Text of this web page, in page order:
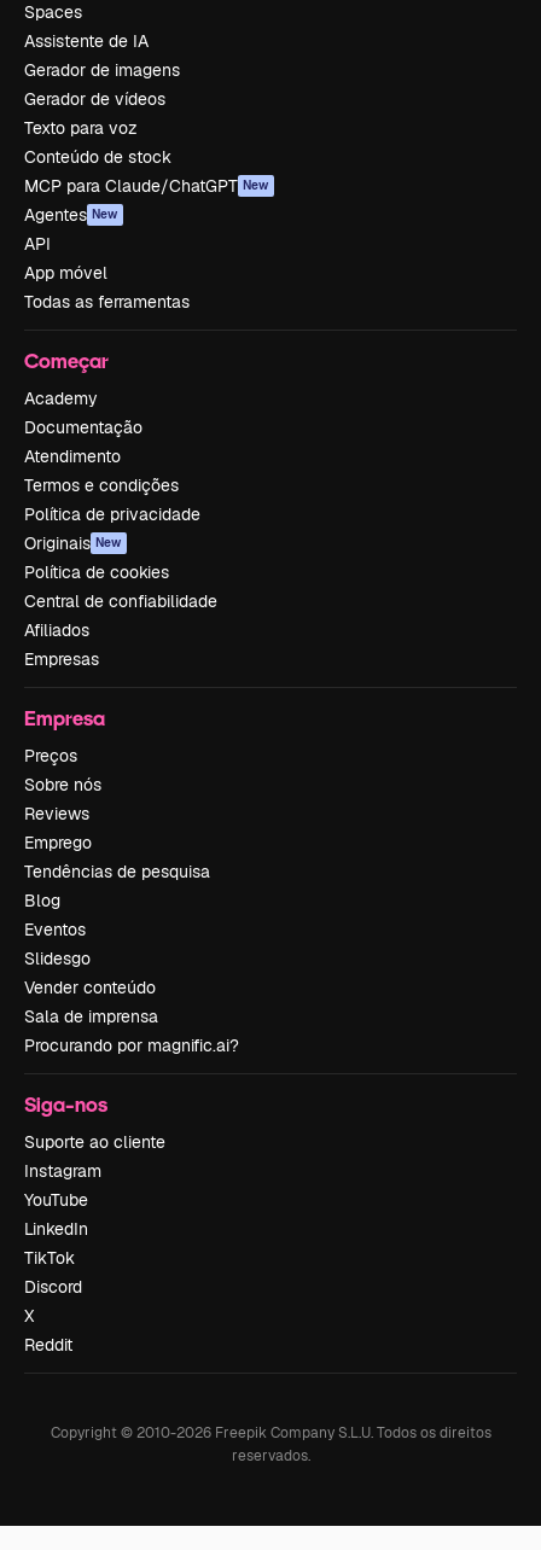
Spaces
Assistente de IA
Gerador de imagens
Gerador de vídeos
Texto para voz
Conteúdo de stock
MCP para Claude/ChatGPT New
Agentes New
API
App móvel
Todas as ferramentas
Começar
Academy
Documentação
Atendimento
Termos e condições
Política de privacidade
Originais New
Política de cookies
Central de confiabilidade
Afiliados
Empresas
Empresa
Preços
Sobre nós
Reviews
Emprego
Tendências de pesquisa
Blog
Eventos
Slidesgo
Vender conteúdo
Sala de imprensa
Procurando por magnific.ai?
Siga-nos
Suporte ao cliente
Instagram
YouTube
LinkedIn
TikTok
Discord
X
Reddit
Copyright © 2010-2026Freepik Company S.L.U. Todos os direitos
reservados.